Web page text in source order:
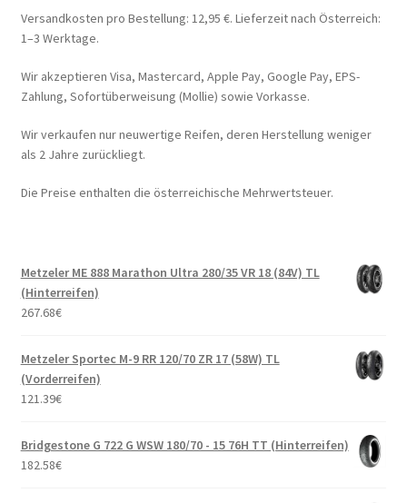
Versandkosten pro Bestellung: 12,95 €. Lieferzeit nach Österreich:
1–3 Werktage.
Wir akzeptieren Visa, Mastercard, Apple Pay, Google Pay, EPS-
Zahlung, Sofortüberweisung (Mollie) sowie Vorkasse.
Wir verkaufen nur neuwertige Reifen, deren Herstellung weniger
als 2 Jahre zurückliegt.
Die Preise enthalten die österreichische Mehrwertsteuer.
Metzeler ME 888 Marathon Ultra 280/35 VR 18 (84V) TL
(Hinterreifen)
267.68€
Metzeler Sportec M-9 RR 120/70 ZR 17 (58W) TL
(Vorderreifen)
121.39€
Bridgestone G 722 G WSW 180/70 - 15 76H TT (Hinterreifen)
182.58€